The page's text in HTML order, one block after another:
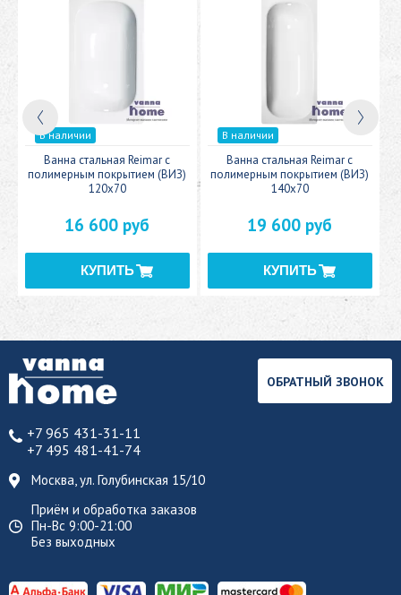
В наличии
Ванна стальная Reimar с
полимерным покрытием (ВИЗ)
120x70
16 600 руб
В наличии
Ванна стальная Reimar с
полимерным покрытием (ВИЗ)
140x70
19 600 руб
+7 965 431-31-11
+7 495 481-41-74
Москва, ул. Голубинская 15/10
Приём и обработка заказов
Пн-Вс 9:00-21:00
Без выходных
ОБРАТНЫЙ ЗВОНОК